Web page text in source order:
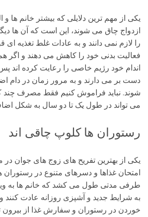
یکی از مهم ترین دلایلی که بیشتر خانم ها و
ازدواج چاق می شوند، این است که آن ها
را لازم نمی دانند و به عادات غلط تغذیه
فعالیت بدنی خود را کاهش می دهند و اگر
اندام خود رژیم خاصی را رعایت کرده اند پس
دست بر می دارند و به مرور زمان در دام
شوند. نباید فراموش کنیم فقط مصرف چند
می تواند در طول یک تا دو سال به شکل
رستوران ها کلوپ چاقی اند
یکی از بهترین تفریح های زوج های جوان در
امتحان غذاها و دسرهای متنوع در
طرفی مدتی طول می کشد که خانم ها به
به شرایط جدید و آشپزی روزانه عادت کنند و
خوردن در رستوران و سفارش غذا از بیرون